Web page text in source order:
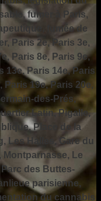
fumer à Paris,
fumée de
Paris 2e, Paris 3e,
Paris 8e, Paris 9e,
13e, Paris 14e, Paris
Paris 19e, Paris 20e,
des-Prés,
Latin, Pigalle,
Place de la
Les Halles, Gare du
Montparnasse, Le
des Buttes-
parisienne,
du cannabis